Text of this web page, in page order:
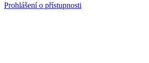
Prohlášení o přístupnosti